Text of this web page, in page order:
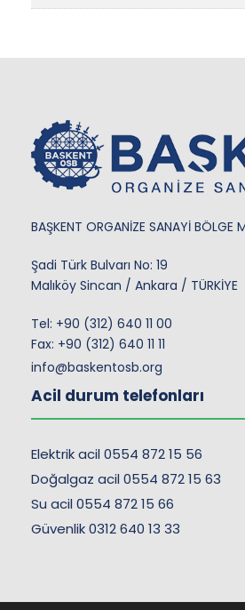
BAŞKENT ORGANİZE SANAYİ BÖLGE
Şadi Türk Bulvarı No: 19
Malıköy Sincan / Ankara / TÜRKİYE
Tel: +90 (312) 640 11 00
Fax: +90 (312) 640 11 11
info@baskentosb.org
Acil durum telefonları
Elektrik acil 0554 872 15 56
Doğalgaz acil 0554 872 15 63
Su acil 0554 872 15 66
Güvenlik 0312 640 13 33